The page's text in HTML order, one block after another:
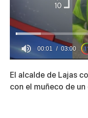
seconds
of
3
00:01 03:00
El alcalde de Lajas
con el muñeco de